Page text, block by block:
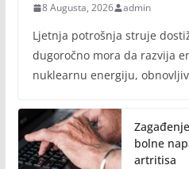
8 Augusta, 2026 admin
Ljetnja potrošnja struje
dugoročno mora da razvija
nuklearnu energiju,
bolne
artritisa